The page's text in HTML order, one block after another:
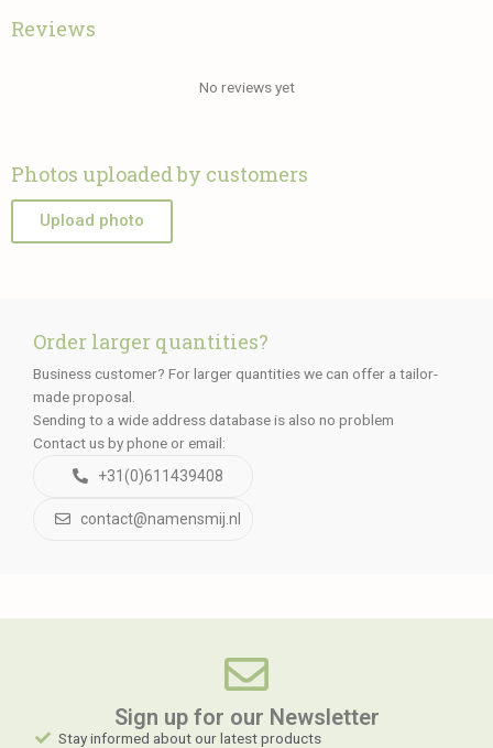
Reviews
No reviews yet
Photos uploaded by customers
Upload photo
Order larger quantities?
Business customer? For larger quantities we can offer a tailor-
made proposal.
Sending to a wide address database is also no problem
Contact us by phone or email:
+31(0)611439408
contact@namensmij.nl
Sign up for our Newsletter​
Stay informed about our latest products